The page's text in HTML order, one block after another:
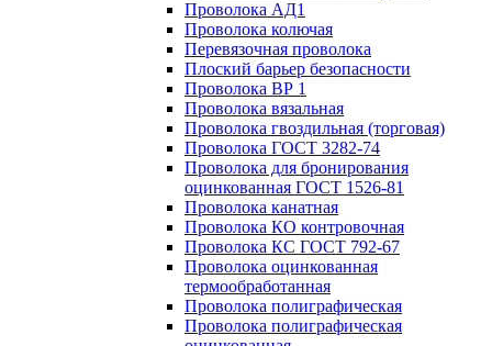
Проволока АД1
Проволока колючая
Перевязочная проволока
Плоский барьер безопасности
Проволока ВР 1
Проволока вязальная
Проволока гвоздильная (торговая)
Проволока ГОСТ 3282-74
Проволока для бронирования
оцинкованная ГОСТ 1526-81
Проволока канатная
Проволока КО контровочная
Проволока КС ГОСТ 792-67
Проволока оцинкованная
термообработанная
Проволока полиграфическая
Проволока полиграфическая